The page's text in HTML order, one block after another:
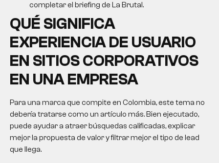
completar el briefing de La Brutal.
QUÉ SIGNIFICA
EXPERIENCIA DE USUARIO
EN SITIOS CORPORATIVOS
EN UNA EMPRESA
Para una marca que compite en Colombia, este tema no
debería tratarse como un artículo más. Bien ejecutado,
puede ayudar a atraer búsquedas calificadas, explicar
mejor la propuesta de valor y filtrar mejor el tipo de lead
que llega.